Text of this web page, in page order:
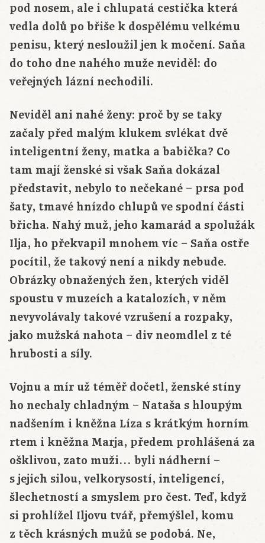
pod nosem, ale i chlupatá cestička která
vedla dolů po břiše k dospělému velkému
penisu, který nesloužil jen k močení. Saňa
do toho dne nahého muže neviděl: do
veřejných lázní nechodili.
Neviděl ani nahé ženy: proč by se taky
začaly před malým klukem svlékat dvě
inteligentní ženy, matka a babička? Co
tam mají ženské si však Saňa dokázal
představit, nebylo to nečekané – prsa pod
šaty, tmavé hnízdo chlupů ve spodní části
břicha. Nahý muž, jeho kamarád a spolužák
Ilja, ho překvapil mnohem víc – Saňa ostře
pocítil, že takový není a nikdy nebude.
Obrázky obnažených žen, kterých viděl
spoustu v muzeích a katalozích, v něm
nevyvolávaly takové vzrušení a rozpaky,
jako mužská nahota – div neomdlel z té
hrubosti a síly.
Vojnu a mír už téměř dočetl, ženské stíny
ho nechaly chladným – Nataša s hloupým
nadšením i kněžna Líza s krátkým horním
rtem i kněžna Marja, předem prohlášená za
ošklivou, zato muži… byli nádherní –
s jejich silou, velkorysostí, inteligencí,
šlechetností a smyslem pro čest. Teď, když
si prohlížel Iljovu tvář, přemýšlel, komu
z těch krásných mužů se podobá. Ne,